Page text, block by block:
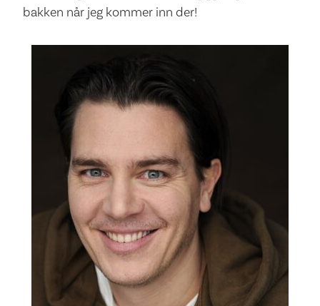
bakken når jeg kommer inn der!